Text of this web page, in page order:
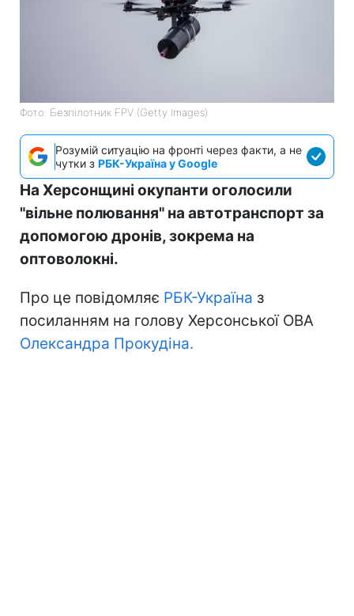
Фото: Безпілотник FPV (Getty Images)
Розумій ситуацію на фронті через факти, а не
чутки з РБК-Україна у Google
На Херсонщині окупанти оголосили
"вільне полювання" на автотранспорт за
допомогою дронів, зокрема на
оптоволокні.
Про це повідомляє РБК-Україна з
посиланням на голову Херсонської ОВА
Олександра Прокудіна.